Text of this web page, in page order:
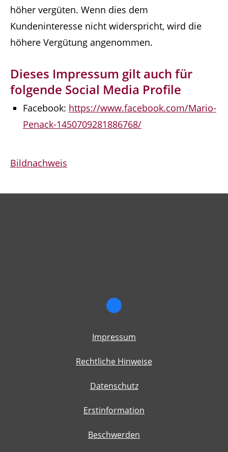
höher vergüten. Wenn dies dem
Kundeninteresse nicht widerspricht, wird die
höhere Vergütung angenommen.
Dieses Impressum gilt auch für
folgende Social Media Profile
Facebook: https://www.facebook.com/Mario-
Penack-1450709281886768/
Bildnachweis
Impressum
Rechtliche Hinweise
Datenschutz
Erstinformation
Beschwerden